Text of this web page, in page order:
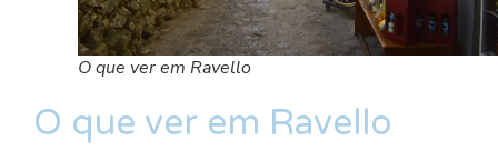
O que ver em Ravello
O que ver em Ravello